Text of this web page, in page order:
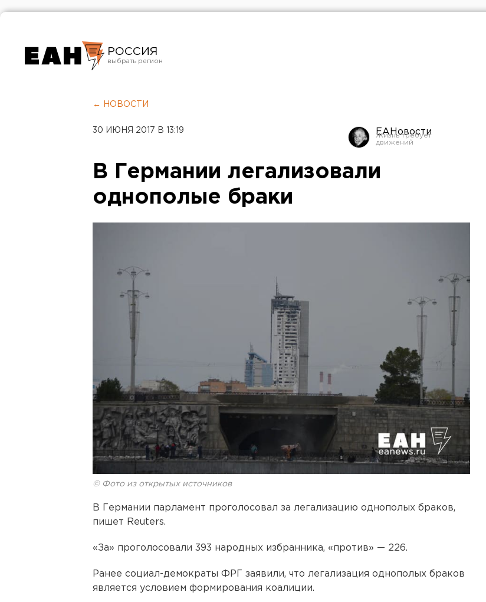
РОССИЯ
Челябинск
← НОВОСТИ
30 ИЮНЯ 2017 В 13:19 ЕАНовости
В Германии легализовали
однополые браки
© Фото из открытых источников
В Германии парламент проголосовал за легализацию однополых браков,
пишет Reuters.
«За» проголосовали 393 народных избранника, «против» — 226.
Ранее социал-демократы ФРГ заявили, что легализация однополых браков
является условием формирования коалиции.